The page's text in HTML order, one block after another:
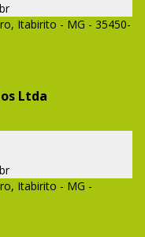
Itabirito - MG - 35450-
Ltda
Itabirito - MG -